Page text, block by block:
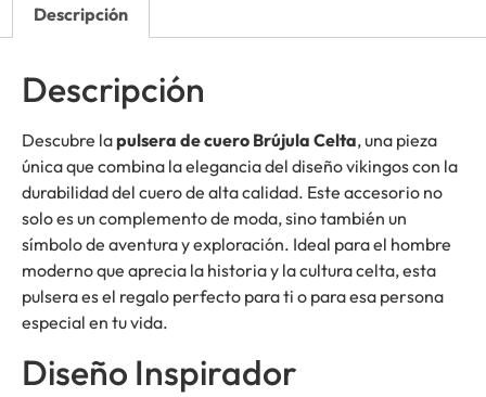
Descripción
Descripción
Descubre lapulsera de cuero Brújula Celta, una pieza
única que combina la elegancia del diseño vikingos con la
durabilidad del cuero de alta calidad. Este accesorio no
solo es un complemento de moda, sino también un
símbolo de aventura y exploración. Ideal para el hombre
moderno que aprecia la historia y la cultura celta, esta
pulsera es el regalo perfecto para ti o para esa persona
especial en tu vida.
Diseño Inspirador